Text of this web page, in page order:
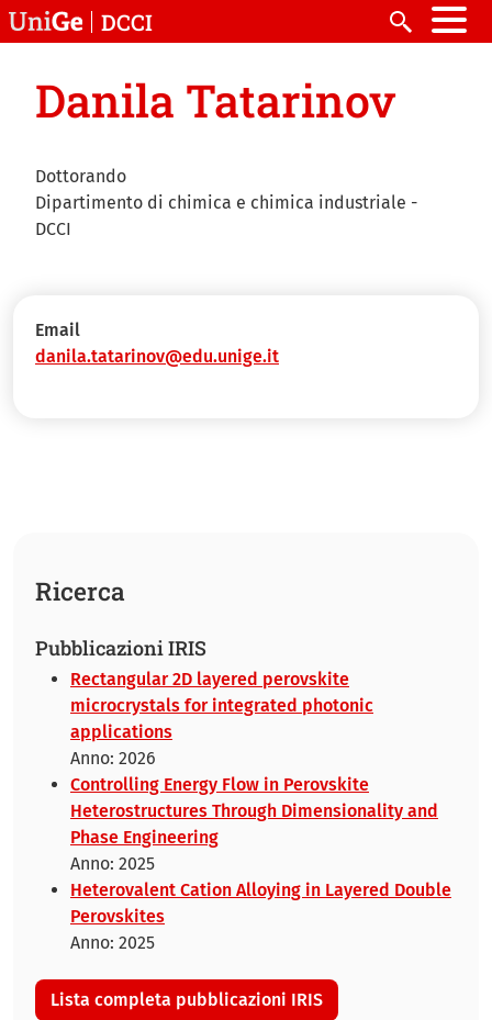
Salta al contenuto principale
DCCI Search
Danila Tatarinov
Dottorando
Dipartimento di chimica e chimica industriale -
DCCI
Ricerca
Pubblicazioni IRIS
Rectangular 2D layered perovskite
microcrystals for integrated photonic
applications
Anno: 2026
Controlling Energy Flow in Perovskite
Heterostructures Through Dimensionality and
Phase Engineering
Anno: 2025
Heterovalent Cation Alloying in Layered Double
Perovskites
Anno: 2025
Lista completa pubblicazioni IRIS
Email
danila.tatarinov@edu.unige.it